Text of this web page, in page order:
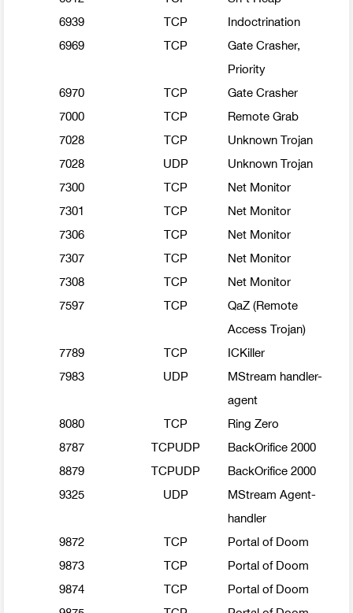
6939
TCP
Indoctrination
6969
TCP
Gate Crasher,
Priority
6970
TCP
Gate Crasher
7000
TCP
Remote Grab
7028
TCP
Unknown Trojan
7028
UDP
Unknown Trojan
7300
TCP
Net Monitor
7301
TCP
Net Monitor
7306
TCP
Net Monitor
7307
TCP
Net Monitor
7308
TCP
Net Monitor
7597
TCP
QaZ (Remote
Access Trojan)
7789
TCP
ICKiller
7983
UDP
MStream handler-
agent
8080
TCP
Ring Zero
8787
TCPUDP
BackOrifice 2000
8879
TCPUDP
BackOrifice 2000
9325
UDP
MStream Agent-
handler
9872
TCP
Portal of Doom
9873
TCP
Portal of Doom
9874
TCP
Portal of Doom